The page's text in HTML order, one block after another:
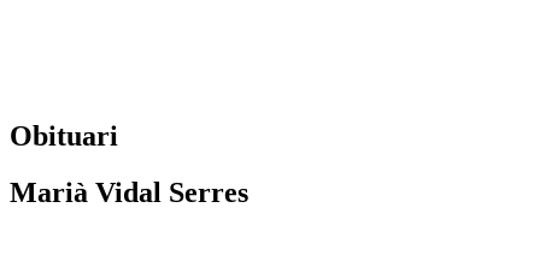
Obituari
Marià Vidal Serres